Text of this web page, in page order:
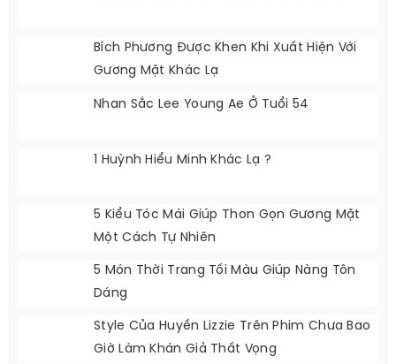
Nhan Sắc Thiên Thần Nội Y Ngày Trở Lại
Bích Phương Được Khen Khi Xuất Hiện Với
Nhan Sắc Lee Young Ae Ở Tuổi 54
1 Huỳnh Hiểu Minh Khác Lạ ?
5 Kiểu Tóc Mái Giúp Thon Gọn Gương Mặt
Một Cách Tự Nhiên
5 Món Thời Trang Tối Màu Giúp Nàng Tôn
Dáng